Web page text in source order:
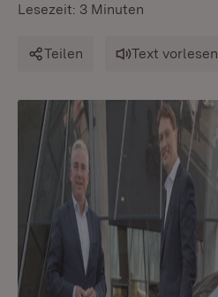
Lesezeit: 3 Minuten
Teilen Text vorlesen